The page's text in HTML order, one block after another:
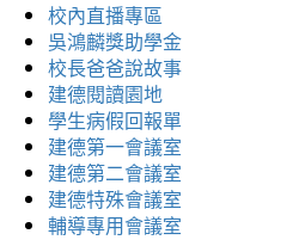
校內直播專區
吳鴻麟獎助學金
校長爸爸說故事
建德閱讀園地
學生病假回報單
建德第一會議室
建德第二會議室
建德特殊會議室
輔導專用會議室